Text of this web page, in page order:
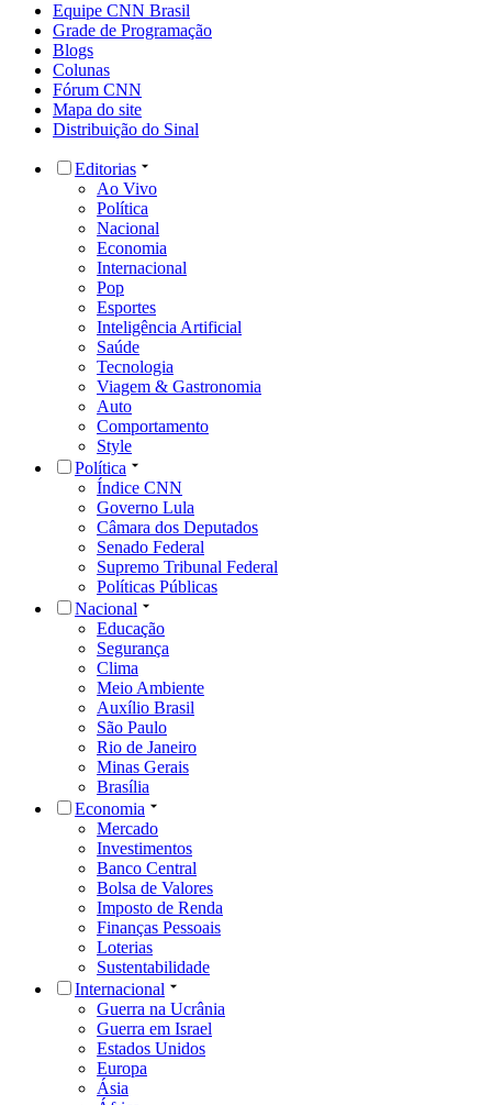
Equipe CNN Brasil
Grade de Programação
Blogs
Colunas
Fórum CNN
Mapa do site
Distribuição do Sinal
Editorias
Ao Vivo
Política
Nacional
Economia
Internacional
Pop
Esportes
Inteligência Artificial
Saúde
Tecnologia
Viagem & Gastronomia
Auto
Comportamento
Style
Política
Índice CNN
Governo Lula
Câmara dos Deputados
Senado Federal
Supremo Tribunal Federal
Políticas Públicas
Nacional
Educação
Segurança
Clima
Meio Ambiente
Auxílio Brasil
São Paulo
Rio de Janeiro
Minas Gerais
Brasília
Economia
Mercado
Investimentos
Banco Central
Bolsa de Valores
Imposto de Renda
Finanças Pessoais
Loterias
Sustentabilidade
Internacional
Guerra na Ucrânia
Guerra em Israel
Estados Unidos
Europa
Ásia